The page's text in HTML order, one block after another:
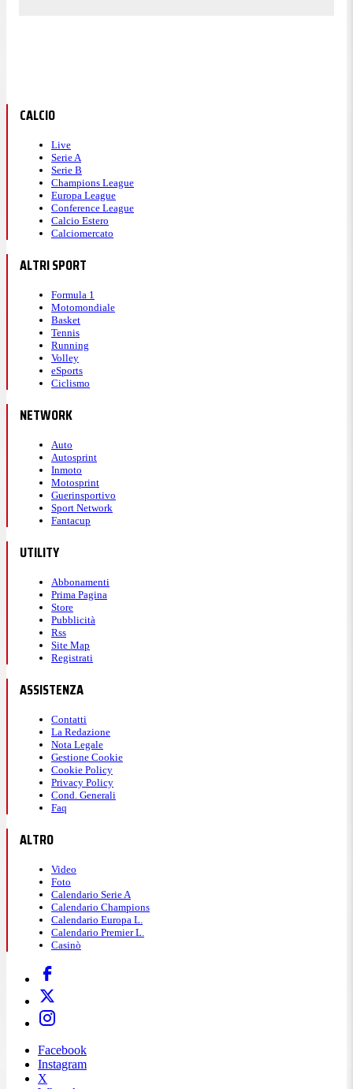
CALCIO
Live
Serie A
Serie B
Champions League
Europa League
Conference League
Calcio Estero
Calciomercato
ALTRI SPORT
Formula 1
Motomondiale
Basket
Tennis
Running
Volley
eSports
Ciclismo
NETWORK
Auto
Autosprint
Inmoto
Motosprint
Guerinsportivo
Sport Network
Fantacup
UTILITY
Abbonamenti
Prima Pagina
Store
Pubblicità
Rss
Site Map
Registrati
ASSISTENZA
Contatti
La Redazione
Nota Legale
Gestione Cookie
Cookie Policy
Privacy Policy
Cond. Generali
Faq
ALTRO
Video
Foto
Calendario Serie A
Calendario Champions
Calendario Europa L.
Calendario Premier L.
Casinò
Facebook
Instagram
X